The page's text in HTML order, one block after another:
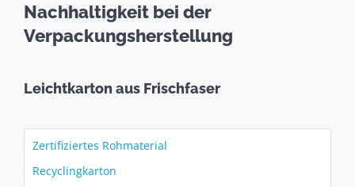
Nachhaltigkeit bei der
Verpackungsherstellung
Leichtkarton aus Frischfaser
Zertifiziertes Rohmaterial
Recyclingkarton